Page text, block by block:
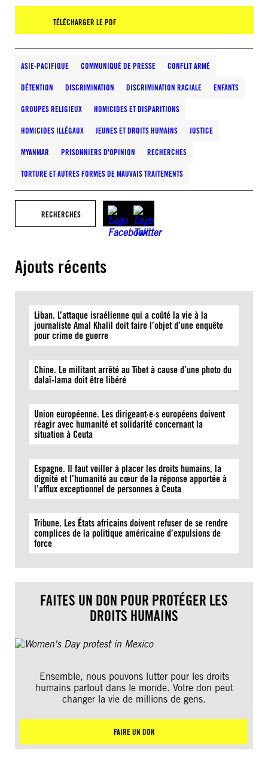
TÉLÉCHARGER LE PDF
ASIE-PACIFIQUE COMMUNIQUÉ DE PRESSE CONFLIT ARMÉ
DÉTENTION DISCRIMINATION DISCRIMINATION RACIALE ENFANTS
GROUPES RELIGIEUX HOMICIDES ET DISPARITIONS
HOMICIDES ILLÉGAUX JEUNES ET DROITS HUMAINS JUSTICE
MYANMAR PRISONNIERS D'OPINION RECHERCHES
TORTURE ET AUTRES FORMES DE MAUVAIS TRAITEMENTS
RECHERCHES
Ajouts récents
Liban. L’attaque israélienne qui a coûté la vie à la
journaliste Amal Khalil doit faire l’objet d’une enquête
pour crime de guerre
Chine. Le militant arrêté au Tibet à cause d’une photo du
dalaï-lama doit être libéré
Union européenne. Les dirigeant·e·s européens doivent
réagir avec humanité et solidarité concernant la
situation à Ceuta
Espagne. Il faut veiller à placer les droits humains, la
dignité et l’humanité au cœur de la réponse apportée à
l’afflux exceptionnel de personnes à Ceuta
Tribune. Les États africains doivent refuser de se rendre
complices de la politique américaine d’expulsions de
force
FAITES UN DON POUR PROTÉGER LES
DROITS HUMAINS
Ensemble, nous pouvons lutter pour les droits
humains partout dans le monde. Votre don peut
changer la vie de millions de gens.
FAIRE UN DON